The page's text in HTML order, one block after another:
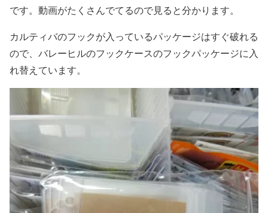
です。動画がたくさんでてるので見ると分かります。
カルティバのフックが入っているパッケージはすぐ破れる
ので、バレーヒルのフックケースのフックパッケージに入
れ替えています。